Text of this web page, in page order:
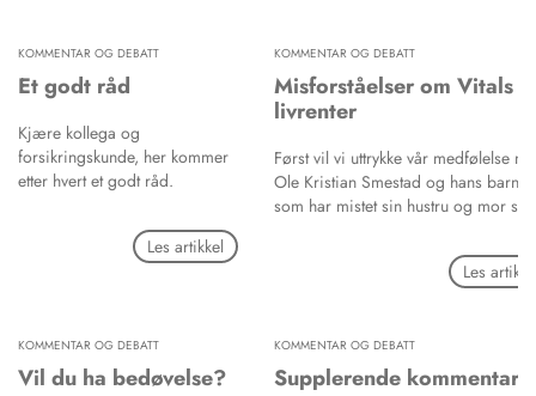
november 2011. Den andre gruppen
skulle gjennomgå NTFs etiske regler
for tannleger og utarbeide et forslag
fremlegges for neste
KOMMENTAR OG DEBATT
Et godt råd
Kjære kollega og
forsikringskunde, her kommer
etter hvert et godt råd.
Les artikkel
KOMMENTAR OG DEBATT
Misforståelser om Vitals
livrenter
Først vil vi uttrykke vår medfølelse
Ole Kristian Smestad og hans barn,
som har mistet sin hustru og mor så
blir det når det oppstår
rundt vilkårene for Vitals Les
KOMMENTAR OG DEBATT
Vil du ha bedøvelse?
KOMMENTAR OG DEBATT
Supplerende kommentar